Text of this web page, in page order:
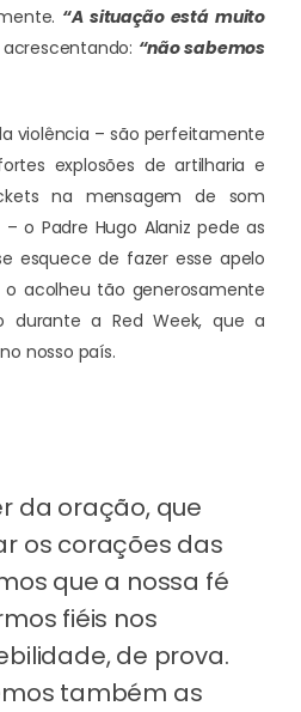
“A situação está muito
“não sabemos
violência – são perfeitamente
explosões de artilharia e
na mensagem de som
o Padre Hugo Alaniz pede as
esquece de fazer esse apelo
acolheu tão generosamente
durante a Red Week, que a
nosso país.
da oração, que
os corações das
que a nossa fé
fiéis nos
de prova.
também as